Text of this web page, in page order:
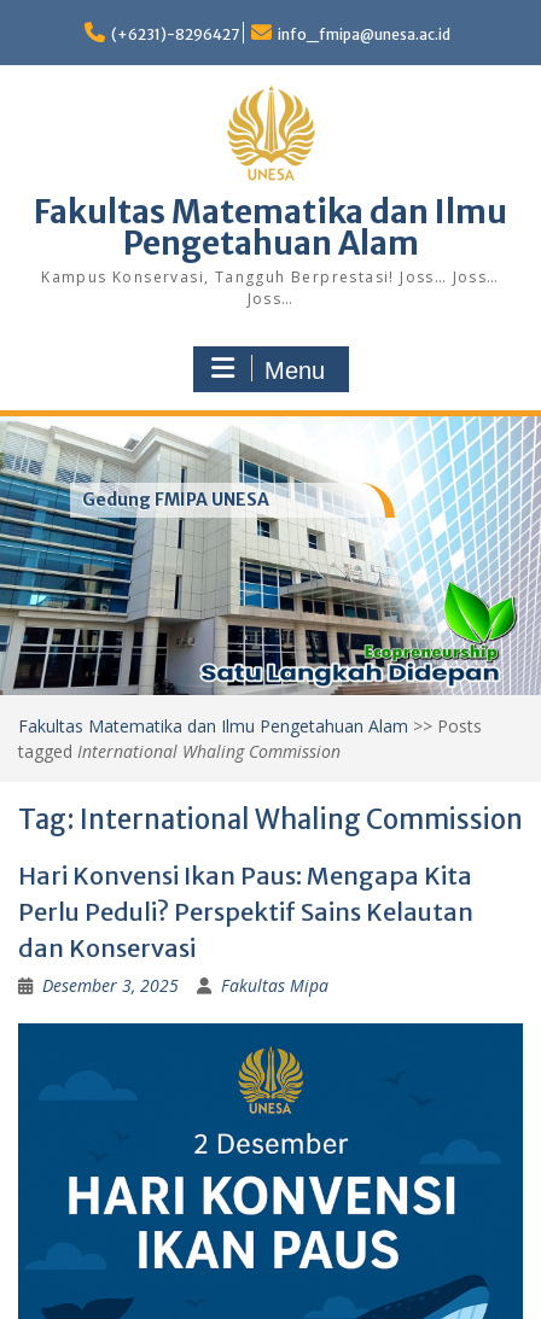
content
(+6231)-8296427 info_fmipa@unesa.ac.id
Fakultas Matematika dan Ilmu
Pengetahuan Alam
Kampus Konservasi, Tangguh Berprestasi! Joss… Joss…
Joss…
Menu
Gedung FMIPA UNESA
Fakultas Matematika dan Ilmu Pengetahuan Alam >> Posts
tagged International Whaling Commission
Tag: International Whaling Commission
Hari Konvensi Ikan Paus: Mengapa Kita
Perlu Peduli? Perspektif Sains Kelautan
dan Konservasi
Desember 3, 2025 Fakultas Mipa